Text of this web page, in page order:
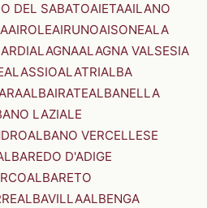
DEL SABATOAIETAAILANO
AIROLEAIRUNOAISONEALA
ALAGNAALAGNA VALSESIA
ALASSIOALATRIALBA
ALBAIRATEALBANELLA
LAZIALE
ALBANO VERCELLESE
D'ADIGE
ALBARETO
ALBAVILLAALBENGA